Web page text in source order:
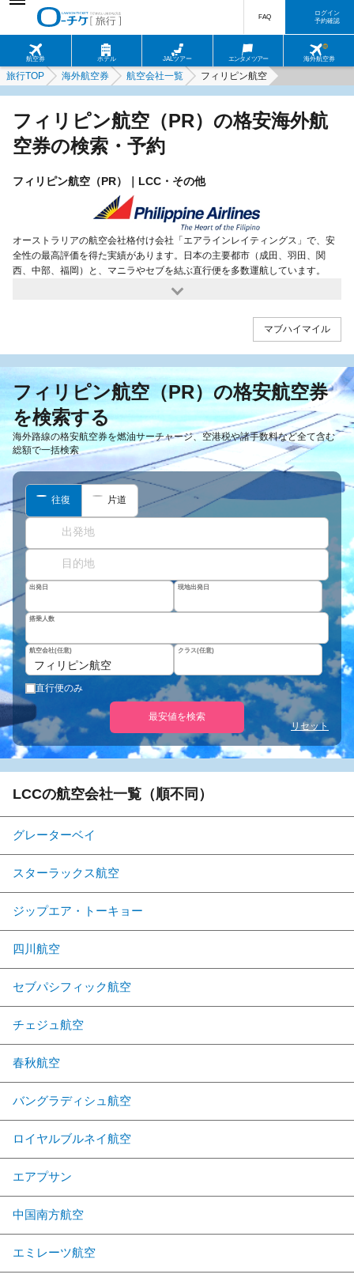
航空券 ホテル JALツアー エンタメツアー 海外航空券
FAQ
ログイン
予約確認
旅行TOP 海外航空券 航空会社一覧 フィリピン航空
フィリピン航空（PR）の格安海外航
空券の検索・予約
フィリピン航空（PR）｜LCC・その他
オーストラリアの航空会社格付け会社「エアラインレイティングス」で、安
全性の最高評価を得た実績があります。日本の主要都市（成田、羽田、関
西、中部、福岡）と、マニラやセブを結ぶ直行便を多数運航しています。
マブハイマイル
フィリピン航空（PR）の格安航空券
を検索する
海外路線の格安航空券を燃油サーチャージ、空港税や諸手数料など全て含む
総額で一括検索
往復 片道
出発日 現地出発日
搭乗人数
航空会社(任意)
フィリピン航空
クラス(任意)
直行便のみ
最安値を検索
リセット
LCCの航空会社一覧（順不同）
グレーターベイ
スターラックス航空
ジップエア・トーキョー
四川航空
セブパシフィック航空
チェジュ航空
春秋航空
バングラディシュ航空
ロイヤルブルネイ航空
エアプサン
中国南方航空
エミレーツ航空